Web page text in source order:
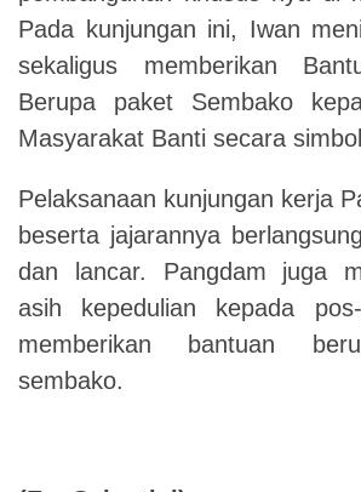
Pada kunjungan ini, Iwan
sekaligus memberikan
Berupa paket Sembako
Masyarakat Banti secara
Pelaksanaan kunjungan kerja
beserta jajarannya
dan lancar. Pangdam juga
asih kepedulian kepada
memberikan bantuan
sembako.